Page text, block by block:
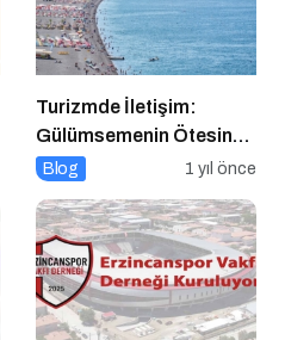
Turizmde İletişim:
Gülümsemenin Ötesinde
Bir Sanat
Blog 1 yıl önce